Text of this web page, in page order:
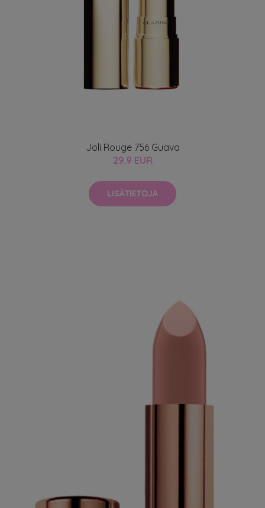
Joli Rouge 756 Guava
29.9 EUR
LISÄTIETOJA